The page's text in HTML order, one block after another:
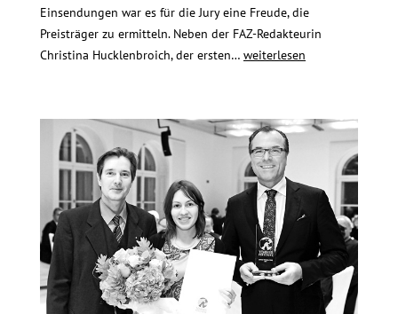
Einsendungen war es für die Jury eine Freude, die
Preisträger zu ermitteln. Neben der FAZ-Redakteurin
Christina Hucklenbroich, der ersten… Jan
Edgar
Verheyen
erhalten
den
Bernd-
Tönnies-
Preis
Medienpreis
weiterlesen